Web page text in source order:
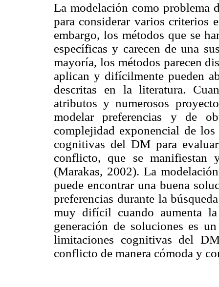
La modelación como problema
para considerar varios criterios
embargo, los métodos que se
específicas y carecen de una
mayoría, los métodos parecen
aplican y difícilmente pueden
descritas en la literatura.
atributos y numerosos
modelar preferencias y de
complejidad exponencial de
cognitivas del DM para
conflicto, que se manifiestan
(Marakas, 2002). La
puede encontrar una buena
preferencias durante la
muy difícil cuando aumenta
generación de soluciones es
limitaciones cognitivas del
conflicto de manera cómoda y